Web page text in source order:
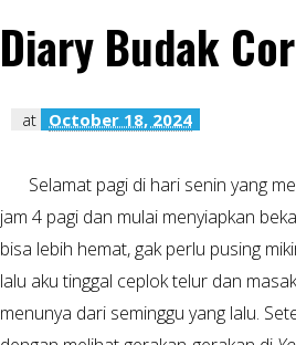
Diary Budak
at October 18, 2024
Selamat pagi di hari senin yang
jam 4 pagi dan mulai menyiapkan
bisa lebih hemat, gak perlu pusing
lalu aku tinggal ceplok telur dan
menunya dari seminggu yang lalu.